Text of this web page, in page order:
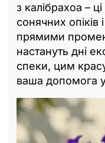
з калібрахоа –
сонячних опіків
прямими
настануть дні
спеки, цим
ваша допомога